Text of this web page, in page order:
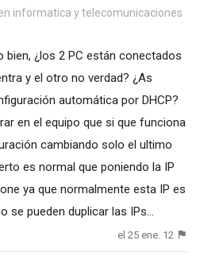
informatica y telecomunicaciones
bien, ¿los 2 PC están conectados
y el otro no verdad? ¿As
automática por DHCP?
en el equipo que si que funciona
cambiando solo el ultimo
es normal que poniendo la IP
ya que normalmente esta IP es
se pueden duplicar las IPs...
el 25 ene. 12